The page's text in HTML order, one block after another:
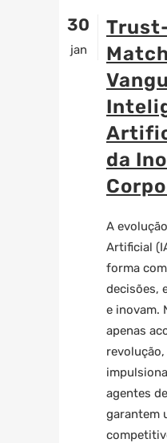
30
jan
da
A
Artificial
forma
decisões,
e inovam.
apenas
revolução,
agentes
garantem